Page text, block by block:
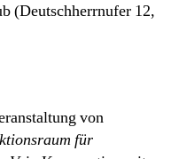
(Deutschherrnufer 12,
von
für